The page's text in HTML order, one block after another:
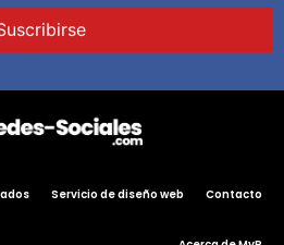
Servicio de diseño web Contacto